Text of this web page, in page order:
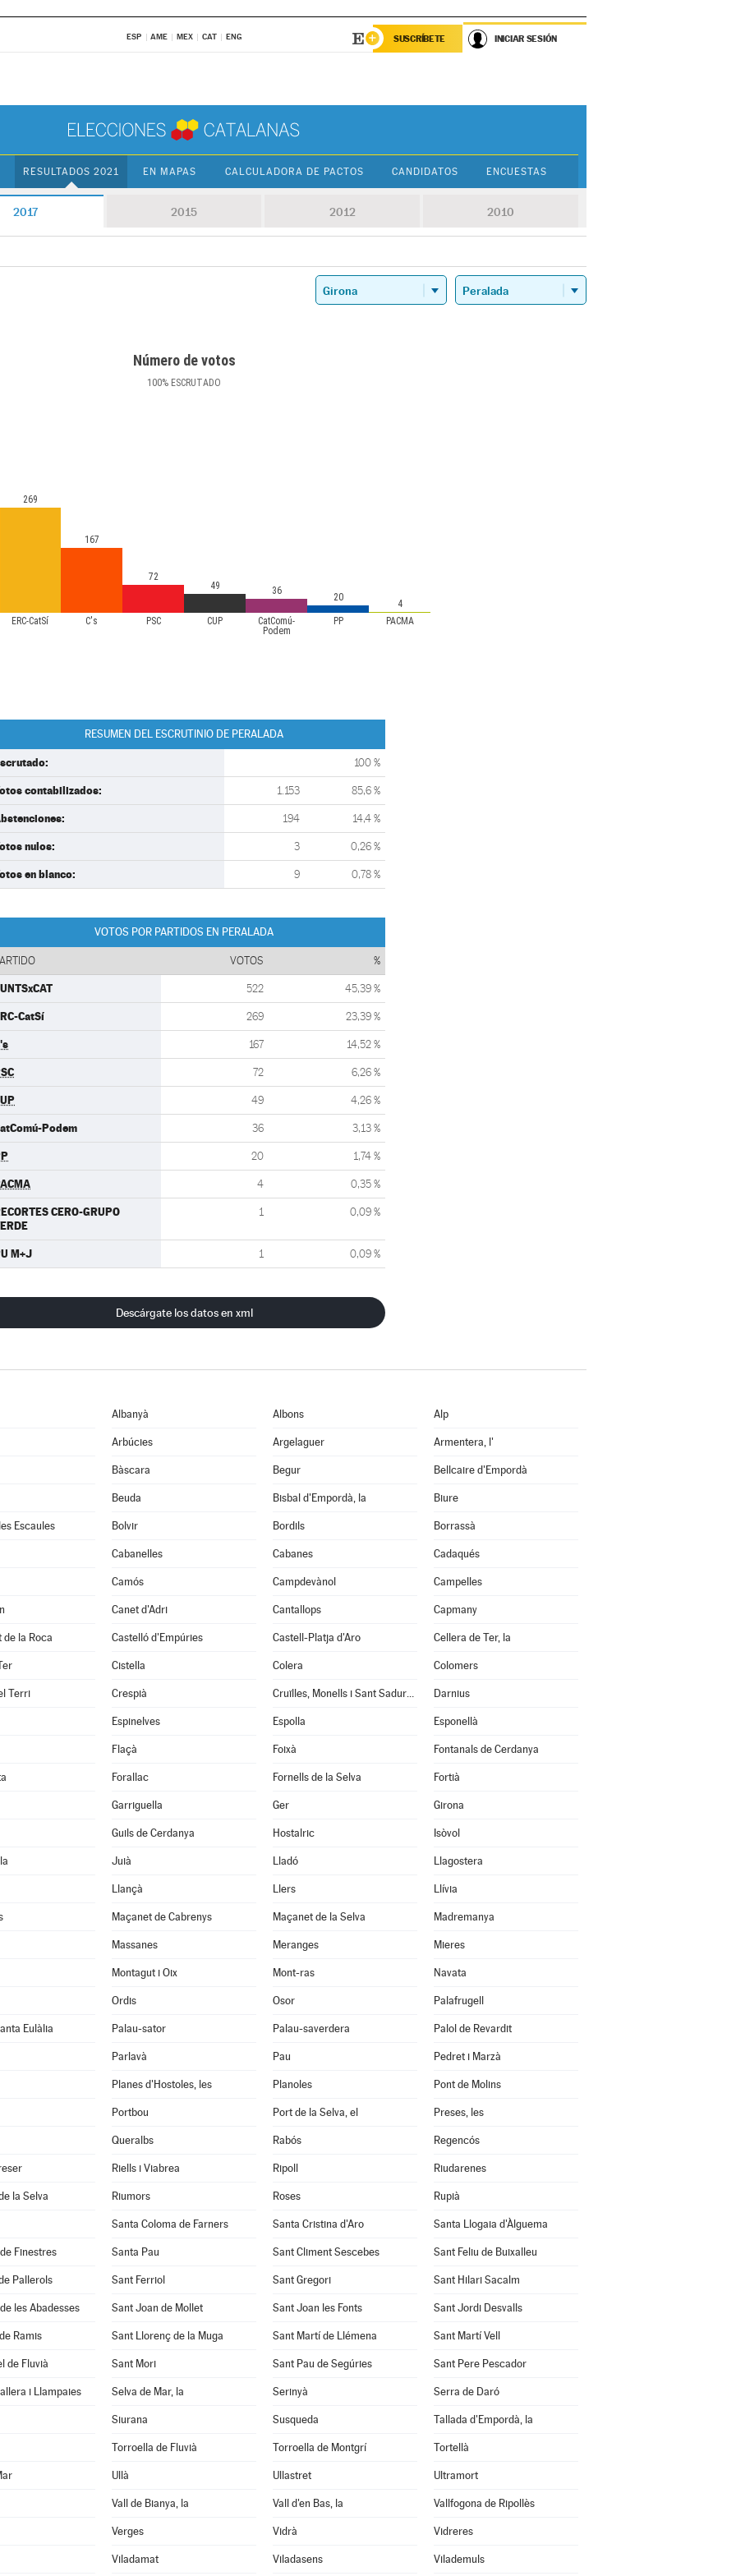
ESP AME MEX CAT ENG SUSCRÍBETE INICIAR SESIÓN
RESULTADOS 2021 EN MAPAS CALCULADORA DE PACTOS CANDIDATOS ENCUESTAS
2017 2015 2012 2010
Número de votos
100% ESCRUTADO
ERC-CatSí C's PSC CUP
CatComú-
Podem
PP PACMA
269
167
72
49 36
20
4
RESUMEN DEL ESCRUTINIO DE PERALADA
100 %
contabilizados: 1.153 85,6 %
194 14,4 %
nulos: 3 0,26 %
en blanco: 9 0,78 %
VOTOS POR PARTIDOS EN PERALADA
VOTOS %
522 45,39 %
CatSí 269 23,39 %
167 14,52 %
72 6,26 %
49 4,26 %
Podem 36 3,13 %
20 1,74 %
4 0,35 %
CERO-GRUPO
1 0,09 %
M+J 1 0,09 %
Descárgate los datos en xml
Albanyà Albons Alp
Arbúcies Argelaguer Armentera, l'
Bàscara Begur Bellcaire d'Empordà
Beuda Bisbal d'Empordà, la Biure
Escaules Bolvir Bordils Borrassà
Cabanelles Cabanes Cadaqués
Camós Campdevànol Campelles
Canet d'Adri Cantallops Capmany
de la Roca Castelló d'Empúries Castell-Platja d'Aro Cellera de Ter, la
Cistella Colera Colomers
Terri Crespià Cruïlles, Monells i Sant Sadurní de l'Heura Darnius
Espinelves Espolla Esponellà
Flaçà Foixà Fontanals de Cerdanya
Forallac Fornells de la Selva Fortià
Garriguella Ger Girona
Guils de Cerdanya Hostalric Isòvol
Juià Lladó Llagostera
Llançà Llers Llívia
Maçanet de Cabrenys Maçanet de la Selva Madremanya
Massanes Meranges Mieres
Montagut i Oix Mont-ras Navata
Ordis Osor Palafrugell
Eulàlia Palau-sator Palau-saverdera Palol de Revardit
Parlavà Pau Pedret i Marzà
Planes d'Hostoles, les Planoles Pont de Molins
Portbou Port de la Selva, el Preses, les
Queralbs Rabós Regencós
Riells i Viabrea Ripoll Riudarenes
la Selva Riumors Roses Rupià
Santa Coloma de Farners Santa Cristina d'Aro Santa Llogaia d'Àlguema
Finestres Santa Pau Sant Climent Sescebes Sant Feliu de Buixalleu
Pallerols Sant Ferriol Sant Gregori Sant Hilari Sacalm
les Abadesses Sant Joan de Mollet Sant Joan les Fonts Sant Jordi Desvalls
Ramis Sant Llorenç de la Muga Sant Martí de Llémena Sant Martí Vell
de Fluvià Sant Mori Sant Pau de Segúries Sant Pere Pescador
i Llampaies Selva de Mar, la Serinyà Serra de Daró
Siurana Susqueda Tallada d'Empordà, la
Torroella de Fluvià Torroella de Montgrí Tortellà
Ullà Ullastret Ultramort
Vall de Bianya, la Vall d'en Bas, la Vallfogona de Ripollès
Verges Vidrà Vidreres
Viladamat Viladasens Vilademuls